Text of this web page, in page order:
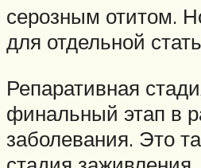
серозным отитом.
для отдельной
Репаративная
финальный этап в
заболевания. Это